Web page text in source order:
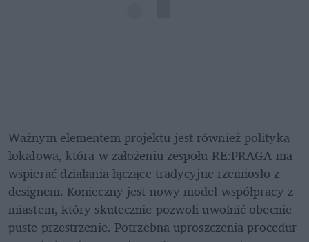
Ważnym elementem projektu jest również polityka
lokalowa, która w założeniu zespołu RE:PRAGA ma
wspierać działania łączące tradycyjne rzemiosło z
designem. Konieczny jest nowy model współpracy z
miastem, który skutecznie pozwoli uwolnić obecnie
puste przestrzenie. Potrzebna uproszczenia procedur